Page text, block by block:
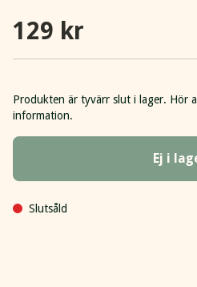
129 kr
Produkten är tyvärr slut i lager. Hör
information.
Ej i
Slutsåld